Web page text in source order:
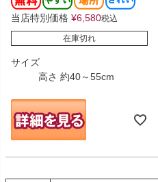
当店特別価格 ¥6,580税込
在庫切れ
サイズ
高さ 約40～55cm